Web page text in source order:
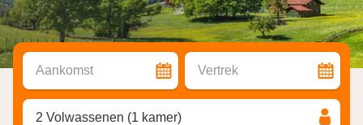
Aankomst Vertrek
2 Volwassenen (1 kamer)